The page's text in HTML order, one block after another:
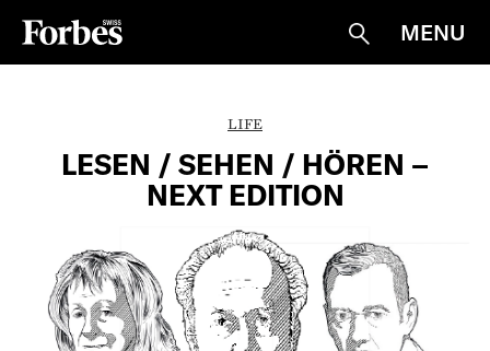
Suche
MENU
LIFE
LESEN / SEHEN / HÖREN –
NEXT EDITION